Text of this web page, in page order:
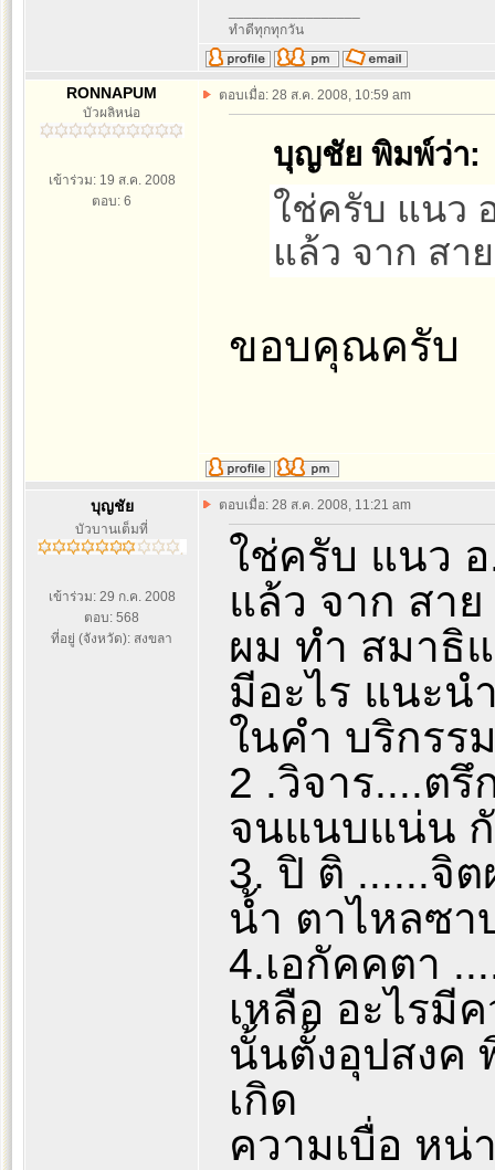
ทำดีทุกทุกวัน
RONNAPUM
บัวผลิหน่อ
เข้าร่วม: 19 ส.ค. 2008
ตอบ: 6
ตอบเมื่อ: 28 ส.ค. 2008, 10:59 am
บุญชัย พิมพ์ว่า:
ใช่ครับ แนว
แล้ว จาก สา
ขอบคุณครับ
บุญชัย
บัวบานเต็มที่
เข้าร่วม: 29 ก.ค. 2008
ตอบ: 568
ที่อยู่ (จังหวัด): สงขลา
ตอบเมื่อ: 28 ส.ค. 2008, 11:21 am
ใช่ครับ แนว
แล้ว จาก สา
ผม ทำ สมาธิ
มีอะไร แนะน
ในคำ บริกรร
2 .วิจาร....ต
จนแนบแน่น
3. ปิ ติ ......จิ
น้ำ ตาไหลซา
4.เอกัคคตา
เหลือ อะไรมี
นั้นตั้งอุปสงค
เกิด
ความเบื่อ หน่